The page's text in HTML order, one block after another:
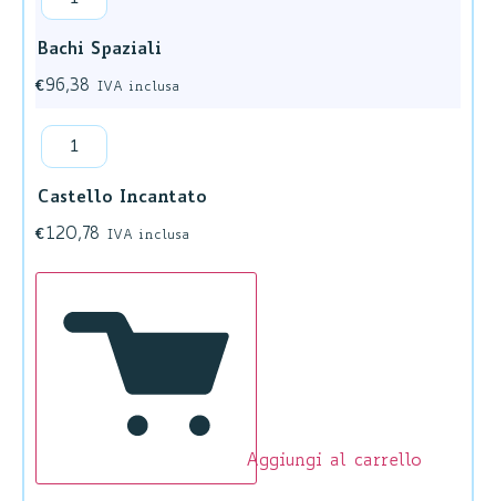
Bachi Spaziali
€96,38 IVA inclusa
Castello Incantato
€120,78 IVA inclusa
Aggiungi al carrello